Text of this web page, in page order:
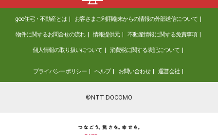
価 格
2,580万円
住 所
大阪府堺市西区浜寺元町６
土地面積
54.55m²
価 格
850万円
95.99m²
goo住宅・不動産とは お客さまご利用端末からの情報の外部送信について
物件に関するお問合せの流れ 情報提供元 不動産情報に関する免責事項
個人情報の取り扱いについて 消費税に関する表記について
プライバシーポリシー ヘルプ お問い合わせ 運営会社
©NTT DOCOMO